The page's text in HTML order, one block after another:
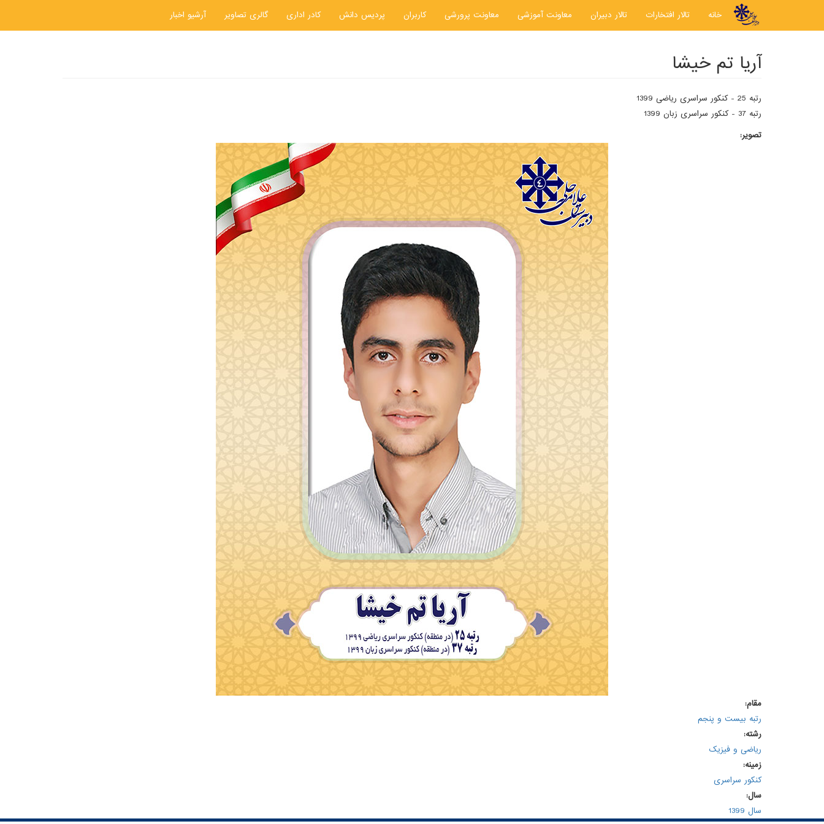
خانه
تالار افتخارات تالار دبیران معاونت آموزشی معاونت پرورشی کاربران پردیس دانش کادر اداری گالری تصاویر آرشیو اخبار
آریا تم خیشا
رتبه 25 - کنکور سراسری ریاضی 1399
رتبه 37 - کنکور سراسری زبان 1399
تصویر:
مقام:
رتبه بیست و پنجم
رشته:
ریاضی و فیزیک
زمینه:
کنکور سراسری
سال:
سال 1399